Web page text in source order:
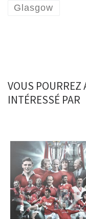
Glasgow
VOUS POURREZ
INTÉRESSÉ PAR